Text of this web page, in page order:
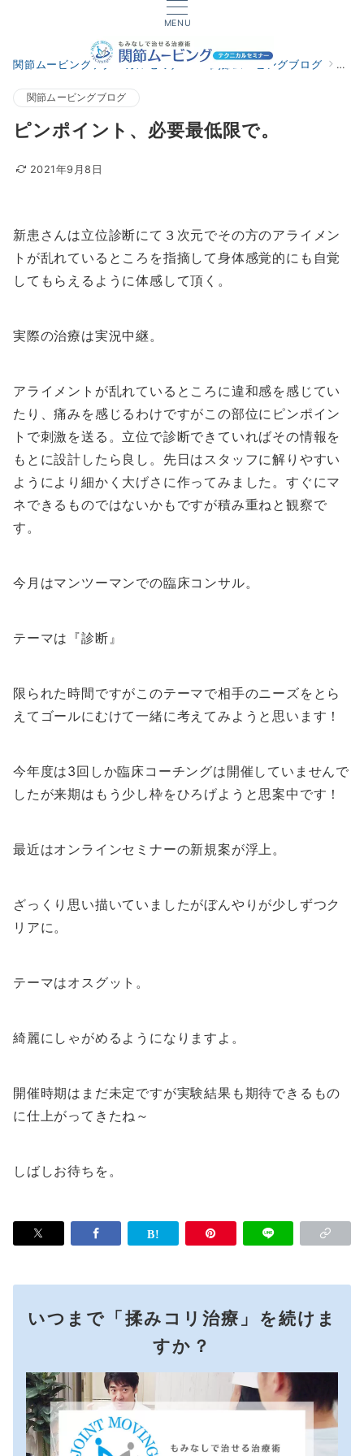
MENU
関節ムービングテクニカルセミナー 関節ムービングブログ ピ
関節ムービングブログ
ピンポイント、必要最低限で。
2021年9月8日
新患さんは立位診断にて３次元でその方のアライメン
トが乱れているところを指摘して身体感覚的にも自覚
してもらえるように体感して頂く。
実際の治療は実況中継。
アライメントが乱れているところに違和感を感じてい
たり、痛みを感じるわけですがこの部位にピンポイン
トで刺激を送る。立位で診断できていればその情報を
もとに設計したら良し。先日はスタッフに解りやすい
ようにより細かく大げさに作ってみました。すぐにマ
ネできるものではないかもですが積み重ねと観察で
す。
今月はマンツーマンでの臨床コンサル。
テーマは『診断』
限られた時間ですがこのテーマで相手のニーズをとら
えてゴールにむけて一緒に考えてみようと思います！
今年度は3回しか臨床コーチングは開催していませんで
したが来期はもう少し枠をひろげようと思案中です！
最近はオンラインセミナーの新規案が浮上。
ざっくり思い描いていましたがぼんやりが少しずつク
リアに。
テーマはオスグット。
綺麗にしゃがめるようになりますよ。
開催時期はまだ未定ですが実験結果も期待できるもの
に仕上がってきたね～
しばしお待ちを。
いつまで「揉みコリ治療」を続けま
すか？